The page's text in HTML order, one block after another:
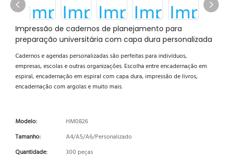
Impressão de cadernos de planejamento para
preparação universitária com capa dura personalizada
Cadernos e agendas personalizadas são perfeitas para indivíduos,
empresas, escolas e outras organizações. Escolha entre encadernação em
espiral, encadernação em espiral com capa dura, impressão de livros,
encadernação com argolas e muito mais.
Modelo:
HM0826
Tamanho:
A4/A5/A6/Personalizado
Quantidade:
300 peças